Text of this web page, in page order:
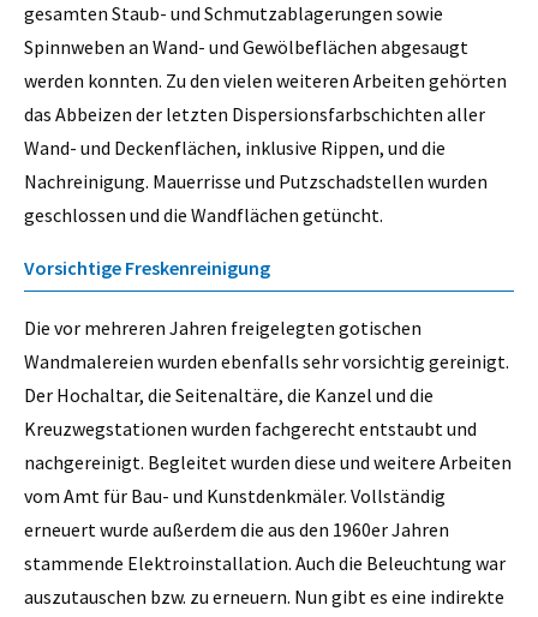
gesamten Staub- und Schmutzablagerungen sowie
Spinnweben an Wand- und Gewölbeflächen abgesaugt
werden konnten. Zu den vielen weiteren Arbeiten gehörten
das Abbeizen der letzten Dispersionsfarbschichten aller
Wand- und Deckenflächen, inklusive Rippen, und die
Nachreinigung. Mauerrisse und Putzschadstellen wurden
geschlossen und die Wandflächen getüncht.
Vorsichtige Freskenreinigung
Die vor mehreren Jahren freigelegten gotischen
Wandmalereien wurden ebenfalls sehr vorsichtig gereinigt.
Der Hochaltar, die Seitenaltäre, die Kanzel und die
Kreuzwegstationen wurden fachgerecht entstaubt und
nachgereinigt. Begleitet wurden diese und weitere Arbeiten
vom Amt für Bau- und Kunstdenkmäler. Vollständig
erneuert wurde außerdem die aus den 1960er Jahren
stammende Elektroinstallation. Auch die Beleuchtung war
auszutauschen bzw. zu erneuern. Nun gibt es eine indirekte